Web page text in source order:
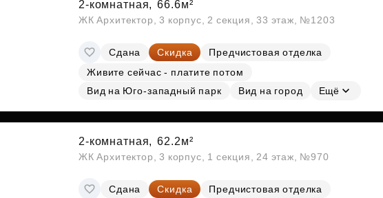
2-комнатная, 66.6м²
ЖК Архитектор, 3 корпус, 2 секция, 33 этаж, №1203
Сдана Скидка
Предчистовая отделка
Живите сейчас - платите потом
Вид на Юго-западный парк
Вид на город Ещё
2-комнатная, 62.2м²
ЖК Архитектор, 3 корпус, 1 секция, 24 этаж, №970
Сдана Скидка
Предчистовая отделка